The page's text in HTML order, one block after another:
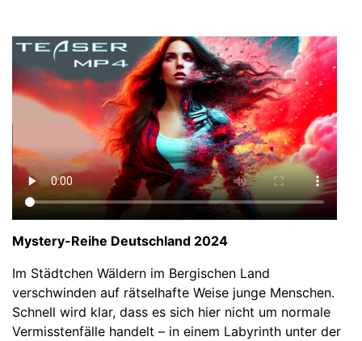
Mystery-Reihe Deutschland 2024
Im Städtchen Wäldern im Bergischen Land
verschwinden auf rätselhafte Weise junge Menschen.
Schnell wird klar, dass es sich hier nicht um normale
Vermisstenfälle handelt – in einem Labyrinth unter der